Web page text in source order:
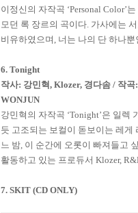
이정신의 자작곡 ‘Personal Color’
모던 록 장르의 곡이다. 가사에는
비유하였으며 , 너는 나의 단 하나
6. Tonight
작사: 강민혁 , Klozer, 경다솜 / 작곡:
WONJUN
강민혁의 자작곡 ‘Tonight’은 일렉
듯 고조되는 보컬이 돋보이는 레게
느 밤, 이 순간에 오롯이 빠져들고
활동하고 있는 프로듀서 Klozer,
7. SKIT (CD ONLY)